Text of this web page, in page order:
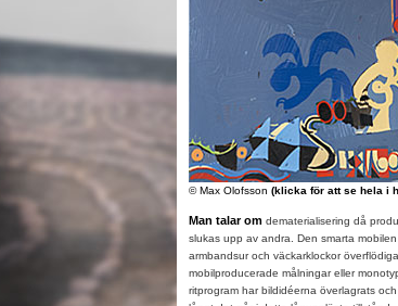
© Max Olofsson (klicka för att se hela i
Man talar om dematerialisering då
slukas upp av andra. Den smarta
armbandsur och väckarklockor
mobilproducerade målningar eller
ritprogram har bildidéerna överlagrats